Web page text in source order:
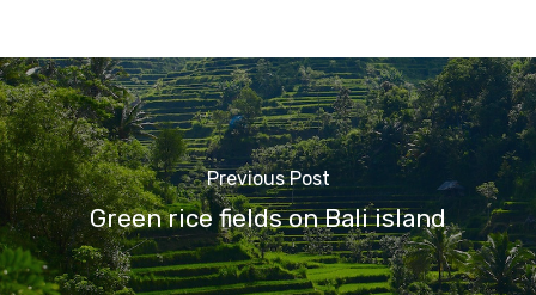
Previous Post
Green rice fields on Bali island